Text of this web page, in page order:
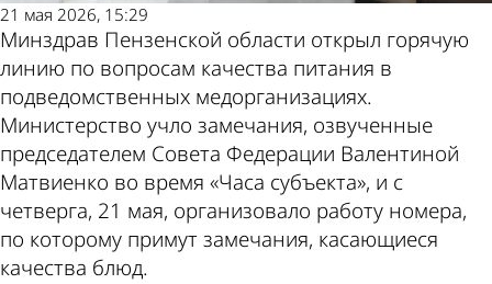
21 мая 2026, 15:29
Минздрав Пензенской области открыл горячую
линию по вопросам качества питания в
подведомственных медорганизациях.
Министерство учло замечания, озвученные
председателем Совета Федерации Валентиной
Матвиенко во время «Часа субъекта», и с
четверга, 21 мая, организовало работу номера,
по которому примут замечания, касающиеся
качества блюд.